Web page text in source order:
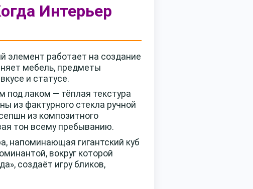
Интерьер
элемент работает на создание
мебель, предметы
и статусе.
под лаком — тёплая текстура
из фактурного стекла ручной
из композитного
тон всему пребыванию.
напоминающая гигантский куб
вокруг которой
создаёт игру бликов,